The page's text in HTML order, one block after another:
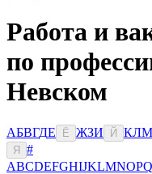
Работа и
по
Невском
АБВГДЕ Ё ЖЗИ Й КЛМ
Я
#
ABCDEFGHIJKLMNOPQ